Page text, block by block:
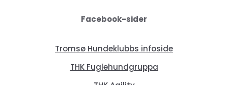
Facebook-sider
Tromsø Hundeklubbs infoside
THK Fuglehundgruppa